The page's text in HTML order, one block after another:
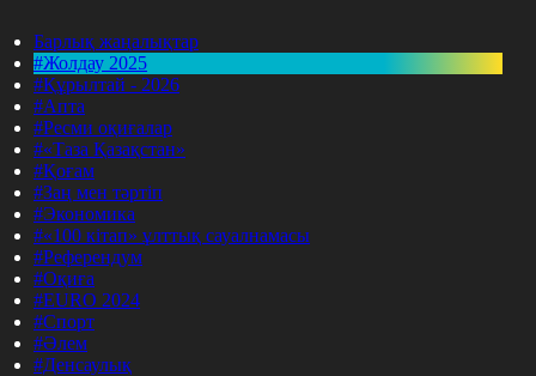
Барлық жаңалықтар
#Жолдау 2025
#Құрылтай - 2026
#Апта
#Ресми оқиғалар
#«Таза Қазақстан»
#Қоғам
#Заң мен тәртіп
#Экономика
#«100 кітап» ұлттық сауалнамасы
#Референдум
#Оқиға
#EURO 2024
#Спорт
#Әлем
#Денсаулық